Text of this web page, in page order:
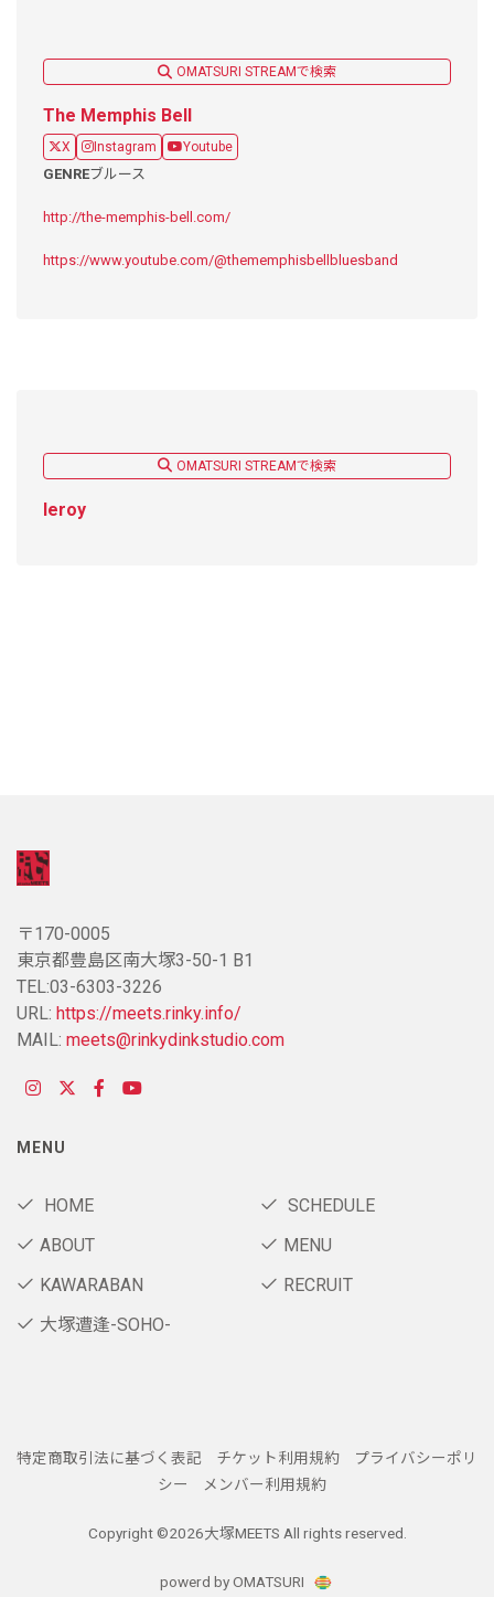
OMATSURI STREAMで検索
The Memphis Bell
X Instagram Youtube
GENREブルース
http://the-memphis-bell.com/
https://www.youtube.com/@thememphisbellbluesband
OMATSURI STREAMで検索
leroy
〒170-0005
東京都豊島区南大塚3-50-1 B1
TEL:03-6303-3226
URL: https://meets.rinky.info/
MAIL: meets@rinkydinkstudio.com
MENU
HOME
SCHEDULE
ABOUT
MENU
KAWARABAN
RECRUIT
大塚遭逢-SOHO-
特定商取引法に基づく表記 チケット利用規約
プライバシーポリ
シー
メンバー利用規約
Copyright ©2026大塚MEETS All rights reserved.
powerd by OMATSURI